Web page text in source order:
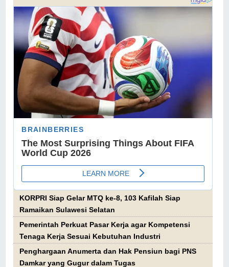
KORPRI Siap Gelar MTQ ke-8, 103 Kafilah Siap
Ramaikan Sulawesi Selatan
Pemerintah Perkuat Pasar Kerja agar Kompetensi
Tenaga Kerja Sesuai Kebutuhan Industri
Penghargaan Anumerta dan Hak Pensiun bagi PNS
Damkar yang Gugur dalam Tugas